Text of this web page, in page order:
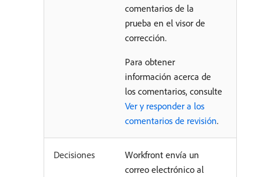
comentarios de la
prueba en el visor de
corrección.
Para obtener
información acerca de
los comentarios, consulte
Ver y responder a los
comentarios de revisión.
Decisiones
Workfront envía un
correo electrónico al